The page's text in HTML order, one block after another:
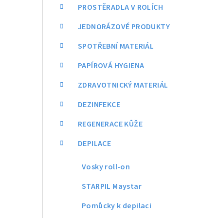
PROSTĚRADLA V ROLÍCH
JEDNORÁZOVÉ PRODUKTY
SPOTŘEBNÍ MATERIÁL
PAPÍROVÁ HYGIENA
ZDRAVOTNICKÝ MATERIÁL
DEZINFEKCE
REGENERACE KŮŽE
DEPILACE
Vosky roll-on
STARPIL Maystar
Pomůcky k depilaci